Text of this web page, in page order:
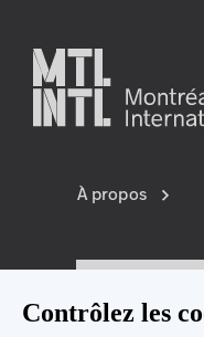
À propos